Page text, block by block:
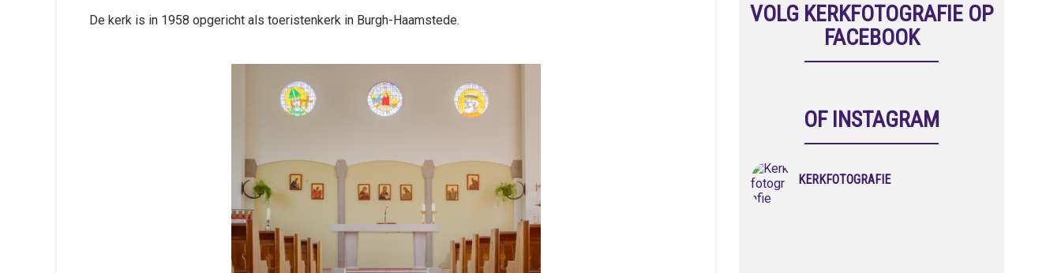
De kerk is in 1958 opgericht als toeristenkerk in Burgh-Haamstede.
VOLG KERKFOTOGRAFIE OP
FACEBOOK
OF INSTAGRAM
KERKFOTOGRAFIE